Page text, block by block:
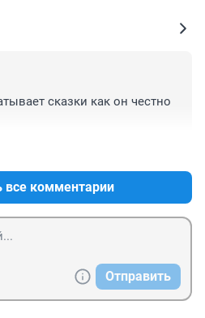
сказки как он честно
все комментарии
Отправить